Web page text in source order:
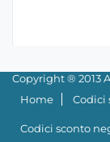
Copyright ® 2013
Home
Codici
Codici sconto